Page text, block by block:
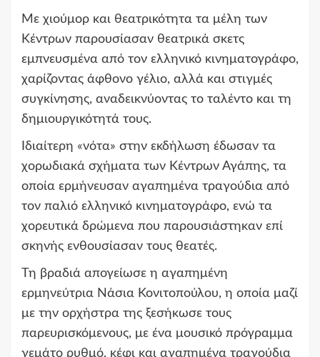
Με χιούμορ και θεατρικότητα τα μέλη των
Κέντρων παρουσίασαν θεατρικά σκετς
εμπνευσμένα από τον ελληνικό κινηματογράφο,
χαρίζοντας άφθονο γέλιο, αλλά και στιγμές
συγκίνησης, αναδεικνύοντας το ταλέντο και τη
δημιουργικότητά τους.
Ιδιαίτερη «νότα» στην εκδήλωση έδωσαν τα
χορωδιακά σχήματα των Κέντρων Αγάπης, τα
οποία ερμήνευσαν αγαπημένα τραγούδια από
τον παλιό ελληνικό κινηματογράφο, ενώ τα
χορευτικά δρώμενα που παρουσιάστηκαν επί
σκηνής ενθουσίασαν τους θεατές.
Τη βραδιά απογείωσε η αγαπημένη
ερμηνεύτρια Νάσια Κονιτοπούλου, η οποία μαζί
με την ορχήστρα της ξεσήκωσε τους
παρευρισκόμενους, με ένα μουσικό πρόγραμμα
γεμάτο ρυθμό, κέφι και αγαπημένα τραγούδια